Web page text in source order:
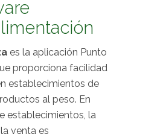
es la aplicación Punto
proporciona facilidad
establecimientos de
al peso. En
establecimientos, la
venta es